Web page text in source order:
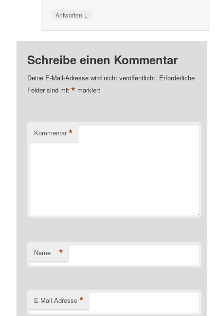
Antworten ↓
Schreibe einen Kommentar
Deine E-Mail-Adresse wird nicht veröffentlicht. Erforderliche
Felder sind mit* markiert
Kommentar *
Name *
E-Mail-Adresse *